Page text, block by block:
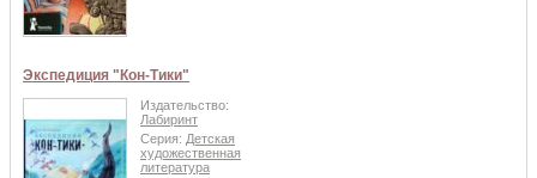
Экспедиция "Кон-Тики"
Издательство:
Лабиринт
Серия: Детская
художественная
литература